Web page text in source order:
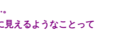
見えるようなことって